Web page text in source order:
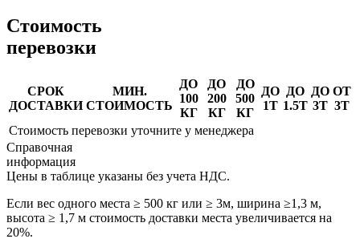
Стоимость
перевозки
СРОК
ДОСТАВКИ
МИН.
СТОИМОСТЬ
ДО
100
КГ
ДО
200
КГ
ДО
500
КГ
ДО
1Т
ДО
1.5Т
ДО
3Т
ОТ
3Т
Стоимость перевозки уточните у менеджера
Справочная
информация
Цены в таблице указаны без учета НДС.
Если вес одного места ≥ 500 кг или ≥ 3м, ширина ≥1,3 м,
высота ≥ 1,7 м стоимость доставки места увеличивается на
20%.